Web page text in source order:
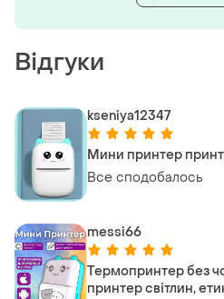
Відгуки
kseniya12347
Мини принтер
Все сподобалось
messi66
Термопринтер без
принтер світлин,